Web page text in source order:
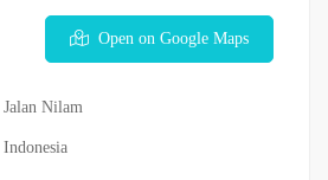
Open on Google Maps
Jalan Nilam
Indonesia